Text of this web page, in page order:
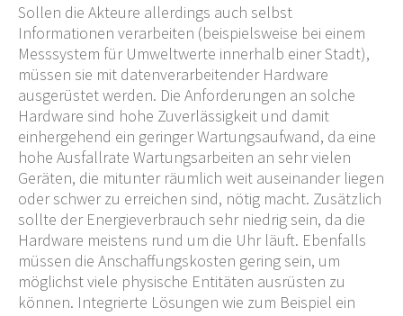
Sollen die Akteure allerdings auch selbst
Informationen verarbeiten (beispielsweise bei einem
Messsystem für Umweltwerte innerhalb einer Stadt),
müssen sie mit datenverarbeitender Hardware
ausgerüstet werden. Die Anforderungen an solche
Hardware sind hohe Zuverlässigkeit und damit
einhergehend ein geringer Wartungsaufwand, da eine
hohe Ausfallrate Wartungsarbeiten an sehr vielen
Geräten, die mitunter räumlich weit auseinander liegen
oder schwer zu erreichen sind, nötig macht. Zusätzlich
sollte der Energieverbrauch sehr niedrig sein, da die
Hardware meistens rund um die Uhr läuft. Ebenfalls
müssen die Anschaffungskosten gering sein, um
möglichst viele physische Entitäten ausrüsten zu
können. Integrierte Lösungen wie zum Beispiel ein